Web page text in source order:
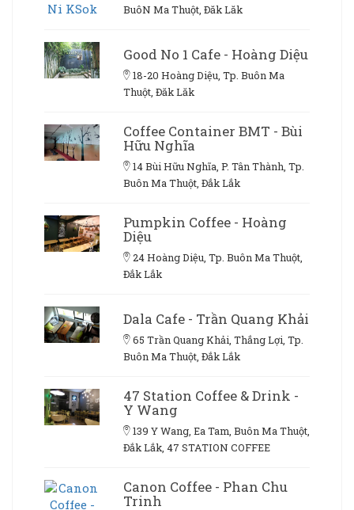
BuôN Ma Thuột, Đăk Lăk
Good No 1 Cafe - Hoàng Diệu
18-20 Hoàng Diệu, Tp. Buôn Ma
Thuột, Đăk Lăk
Coffee Container BMT - Bùi
Hữu Nghĩa
14 Bùi Hữu Nghĩa, P. Tân Thành, Tp.
Buôn Ma Thuột, Đắk Lắk
Pumpkin Coffee - Hoàng
Diệu
24 Hoàng Diệu, Tp. Buôn Ma Thuột,
Đắk Lắk
Dala Cafe - Trần Quang Khải
65 Trần Quang Khải, Thắng Lợi, Tp.
Buôn Ma Thuột, Đắk Lắk
47 Station Coffee & Drink -
Y Wang
139 Y Wang, Ea Tam, Buôn Ma Thuột,
Đắk Lắk, 47 STATION COFFEE
Canon Coffee - Phan Chu
Trinh